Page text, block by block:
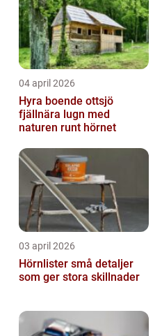
04 april 2026
Hyra boende ottsjö
fjällnära lugn med
naturen runt hörnet
03 april 2026
Hörnlister små detaljer
som ger stora skillnader